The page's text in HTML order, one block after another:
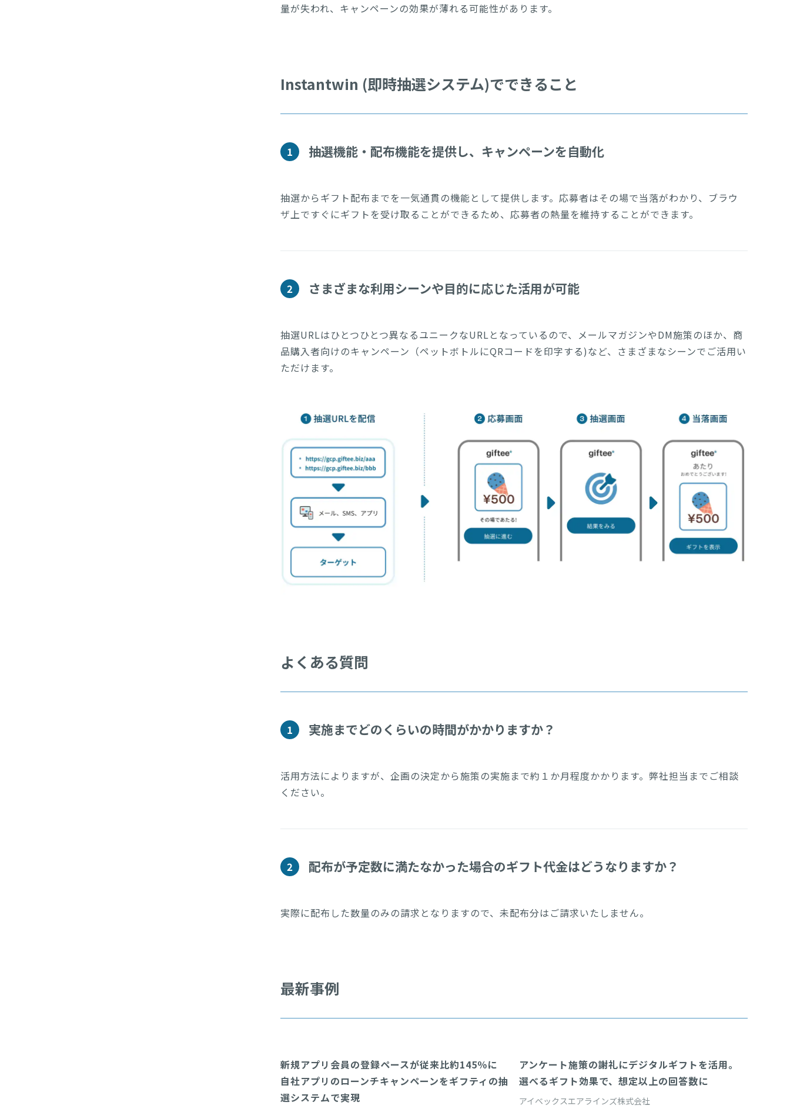
量が失われ、キャンペーンの効果が薄れる可能性があります。
Instantwin (即時抽選システム)でできること
1 抽選機能・配布機能を提供し、キャンペーンを自動化
抽選からギフト配布までを一気通貫の機能として提供します。応募者はその場で当落がわかり、ブラウ
ザ上ですぐにギフトを受け取ることができるため、応募者の熱量を維持することができます。
2 さまざまな利用シーンや目的に応じた活用が可能
抽選URLはひとつひとつ異なるユニークなURLとなっているので、メールマガジンやDM施策のほか、商
品購入者向けのキャンペーン（ペットボトルにQRコードを印字する)など、さまざまなシーンでご活用い
ただけます。
よくある質問
1 実施までどのくらいの時間がかかりますか？
活用方法によりますが、企画の決定から施策の実施まで約１か月程度かかります。弊社担当までご相談
ください。
2 配布が予定数に満たなかった場合のギフト代金はどうなりますか？
実際に配布した数量のみの請求となりますので、未配布分はご請求いたしません。
最新事例
Auth(配布認証システム)
新規アプリ会員の登録ペースが従来比約145％に
自社アプリのローンチキャンペーンをギフティの抽
選システムで実現
giftee Port
アンケート施策の謝礼にデジタルギフトを活用。
選べるギフト効果で、想定以上の回答数に
アイベックスエアラインズ株式会社